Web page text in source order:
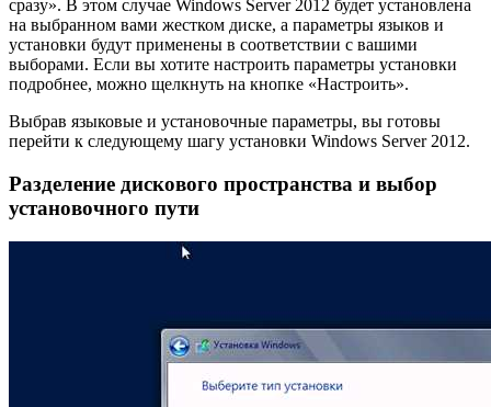
сразу». В этом случае Windows Server 2012 будет установлена
на выбранном вами жестком диске, а параметры языков и
установки будут применены в соответствии с вашими
выборами. Если вы хотите настроить параметры установки
подробнее, можно щелкнуть на кнопке «Настроить».
Выбрав языковые и установочные параметры, вы готовы
перейти к следующему шагу установки Windows Server 2012.
Разделение дискового пространства и выбор
установочного пути